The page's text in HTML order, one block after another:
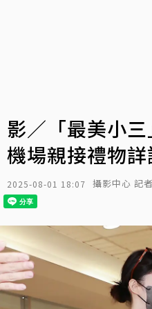
影／「最美小三
機場親接禮物
2025-08-01 18:07 攝影中心 記